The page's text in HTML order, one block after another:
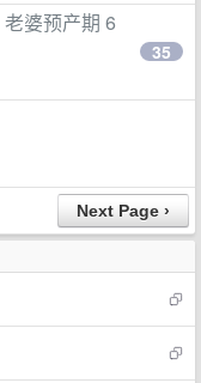
婆预产期 6
35